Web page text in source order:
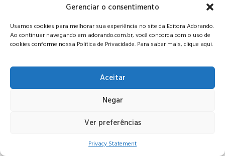
Gerenciar o consentimento
Usamos cookies para melhorar sua experiência no site da Editora Adorando.
Ao continuar navegando em adorando.com.br, você concorda com o uso de
cookies conforme nossa Política de Privacidade. Para saber mais, clique aqui.
Aceitar
Negar
Ver preferências
Privacy Statement
© Editora Adorando 2026. Todos os direitos reservados.
Consulte nossapolítica de privacidade.